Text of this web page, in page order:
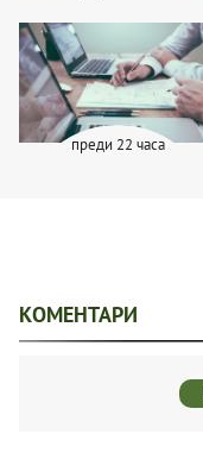
преди 22 часа
КОМЕНТАРИ